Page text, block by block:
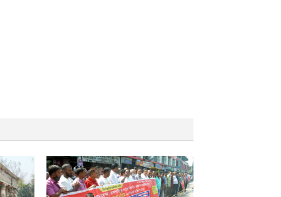
হাসপাতালের আলোচনা
আ.লীগের কাউকে জামায়াতে যুক্ত করতে কেন্দ্রের
অনুমতি লাগবে: আমির